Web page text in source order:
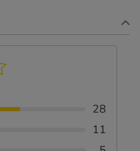
28
11